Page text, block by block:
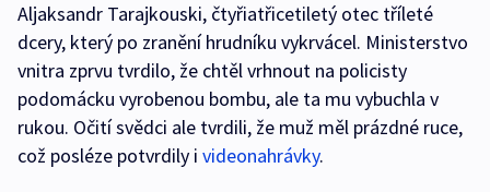
Aljaksandr Tarajkouski, čtyřiatřicetiletý otec tříleté
dcery, který po zranění hrudníku vykrvácel. Ministerstvo
vnitra zprvu tvrdilo, že chtěl vrhnout na policisty
podomácku vyrobenou bombu, ale ta mu vybuchla v
rukou. Očití svědci ale tvrdili, že muž měl prázdné ruce,
což posléze potvrdily i videonahrávky.